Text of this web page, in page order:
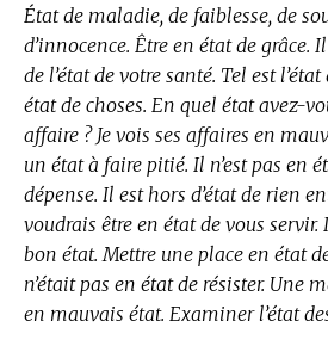
État de maladie, de faiblesse, de
d’innocence. Être en état de grâce.
de l’état de votre santé. Tel est
état de choses. En quel état avez-
affaire ? Je vois ses affaires en
un état à faire pitié. Il n’est pas en
dépense. Il est hors d’état de rien
voudrais être en état de vous servir.
bon état. Mettre une place en état
n’était pas en état de résister. Une
en mauvais état. Examiner l’état